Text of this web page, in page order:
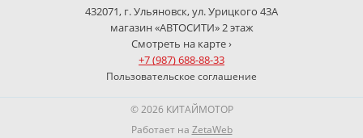
432071, г. Ульяновск, ул. Урицкого 43А
магазин «АВТОСИТИ» 2 этаж
Смотреть на карте ›
+7 (987) 688-88-33
Пользовательское соглашение
© 2026 КИТАЙМОТОР
Работает на ZetaWeb